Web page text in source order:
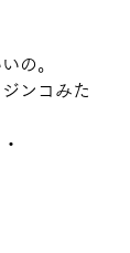
の。
ンコみた